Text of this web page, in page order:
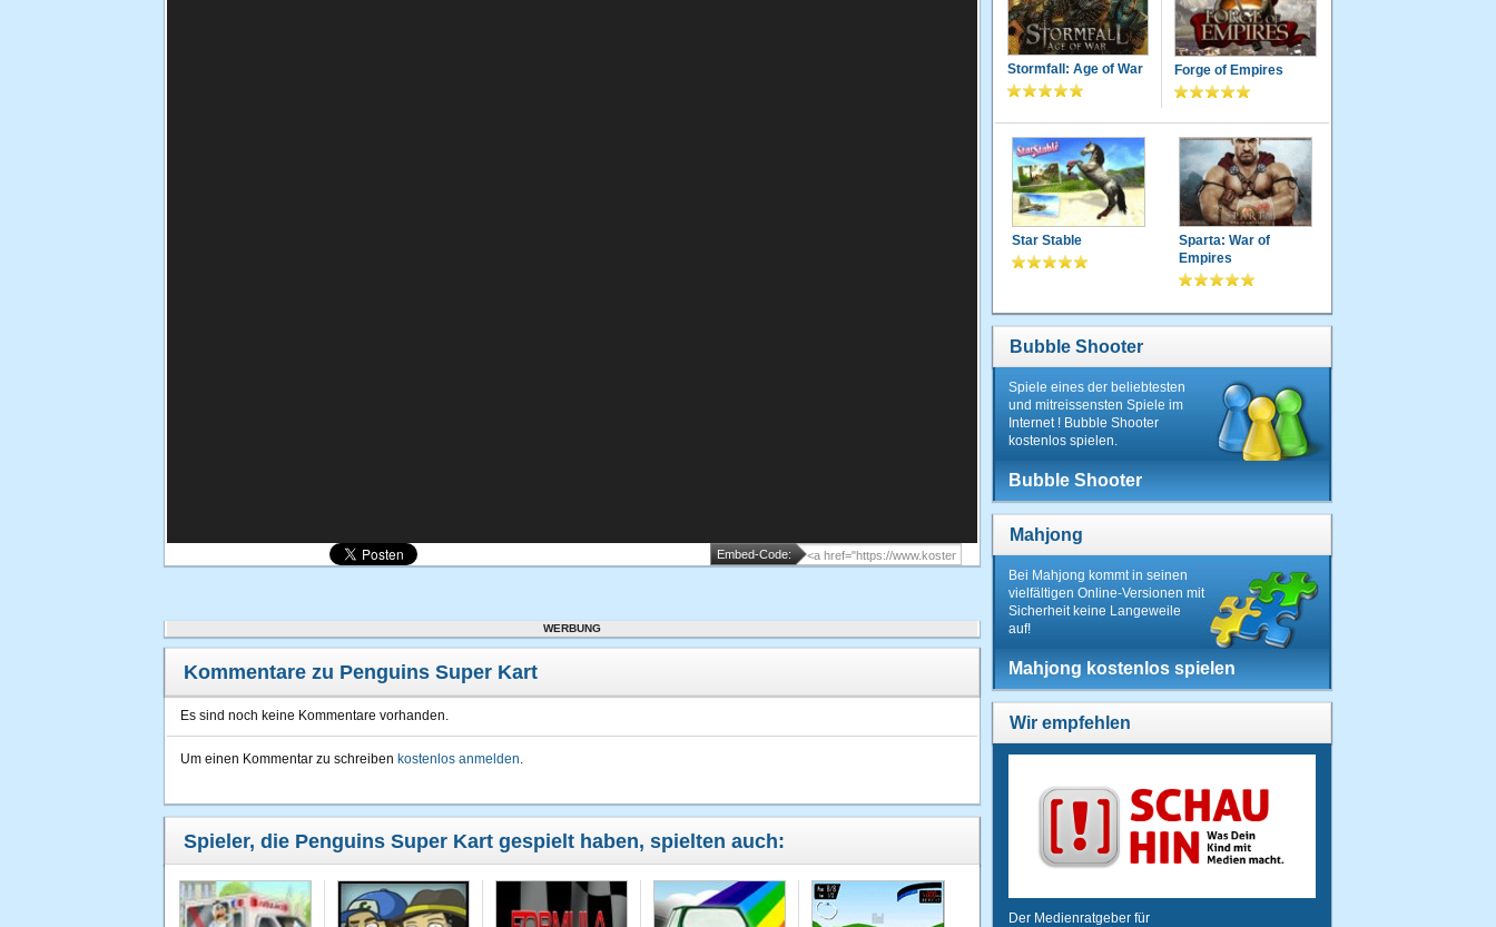
Embed-Code:
WERBUNG
Kommentare zu Penguins Super Kart
Es sind noch keine Kommentare vorhanden.
Um einen Kommentar zu schreiben kostenlos anmelden.
Spieler, die Penguins Super Kart gespielt haben, spielten auch:
Stormfall: Age of War Forge of Empires
Star Stable
Sparta: War of
Empires
Bubble Shooter
Spiele eines der beliebtesten
und mitreissensten Spiele im
Internet ! Bubble Shooter
kostenlos spielen.
Bubble Shooter
Mahjong
Bei Mahjong kommt in seinen
vielfältigen Online-Versionen mit
Sicherheit keine Langeweile
auf!
Mahjong kostenlos spielen
Wir empfehlen
Der Medienratgeber für